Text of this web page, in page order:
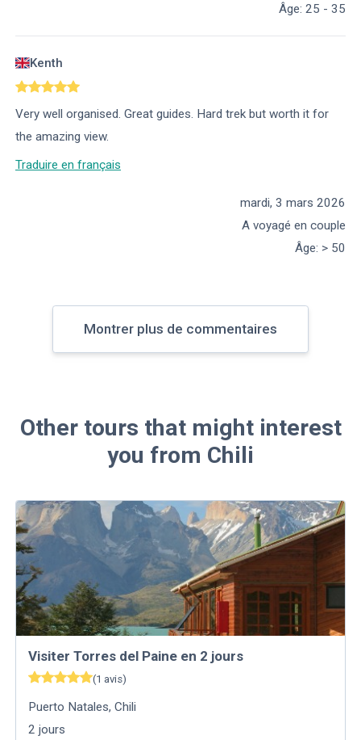
Âge: 25 - 35
Kenth
Very well organised. Great guides. Hard trek but worth it for
the amazing view.
Traduire en français
mardi, 3 mars 2026
A voyagé en couple
Âge: > 50
Montrer plus de commentaires
Other tours that might interest
you from Chili
Visiter Torres del Paine en 2 jours
(1 avis)
Puerto Natales,Chili
2 jours